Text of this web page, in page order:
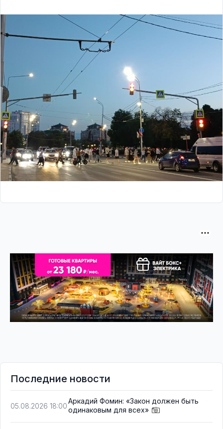
Последние новости
05.08.2026 18:00
Аркадий Фомин: «Закон должен быть
одинаковым для всех»